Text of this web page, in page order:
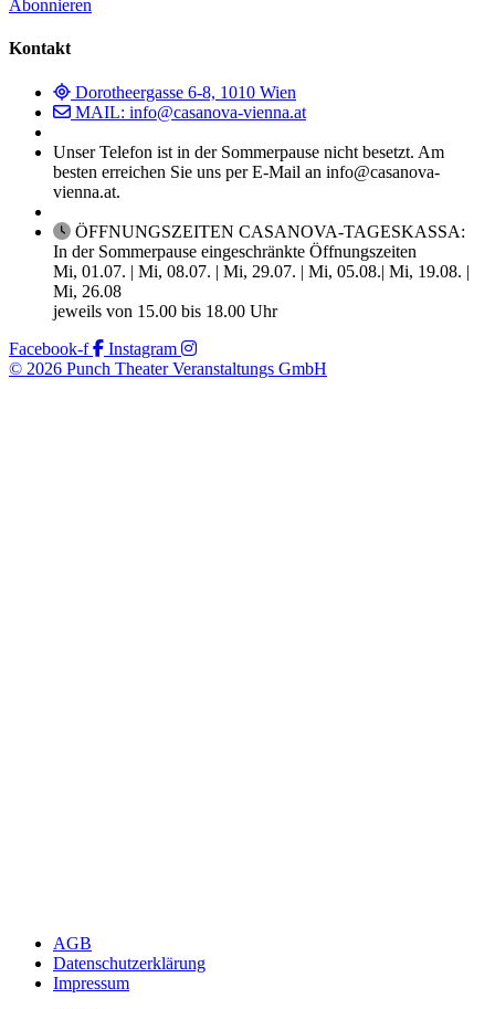
Abonnieren
Kontakt
Dorotheergasse 6-8, 1010 Wien
MAIL: info@casanova-vienna.at
Unser Telefon ist in der Sommerpause nicht besetzt. Am
besten erreichen Sie uns per E-Mail an info@casanova-
vienna.at.
ÖFFNUNGSZEITEN CASANOVA-TAGESKASSA:
In der Sommerpause eingeschränkte Öffnungszeiten
Mi, 01.07. | Mi, 08.07. | Mi, 29.07. | Mi, 05.08.| Mi, 19.08. |
Mi, 26.08
jeweils von 15.00 bis 18.00 Uhr
Facebook-f
Instagram
© 2026 Punch Theater Veranstaltungs GmbH
AGB
Datenschutzerklärung
Impressum